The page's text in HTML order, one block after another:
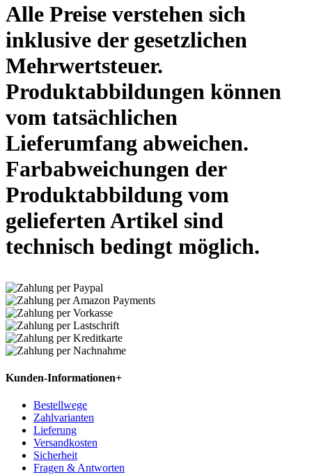
Alle Preise verstehen sich
inklusive der gesetzlichen
Mehrwertsteuer.
Produktabbildungen können
vom tatsächlichen
Lieferumfang abweichen.
Farbabweichungen der
Produktabbildung vom
gelieferten Artikel sind
technisch bedingt möglich.
Kunden-Informationen+
Bestellwege
Zahlvarianten
Lieferung
Versandkosten
Sicherheit
Fragen & Antworten